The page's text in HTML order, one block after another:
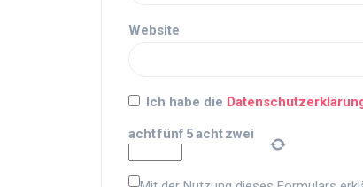
Website
Ich habe die
achtfünf 5achtzwei